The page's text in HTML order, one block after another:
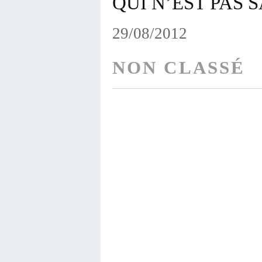
29/08/2012
NON CLASSÉ